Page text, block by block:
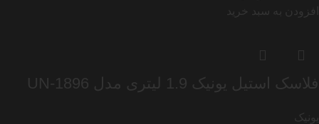
افزودن به سبد خرید
فلاسک استیل یونیک 1.9 لیتری مدل UN-1896
یونیک